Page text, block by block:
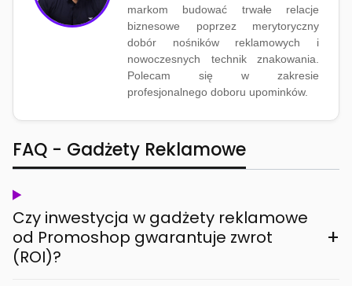
markom budować trwałe relacje
biznesowe poprzez merytoryczny
dobór nośników reklamowych i
nowoczesnych technik znakowania.
Polecam się w zakresie
profesjonalnego doboru upominków.
FAQ - Gadżety Reklamowe
Czy inwestycja w gadżety reklamowe
od Promoshop gwarantuje zwrot
(ROI)?
+